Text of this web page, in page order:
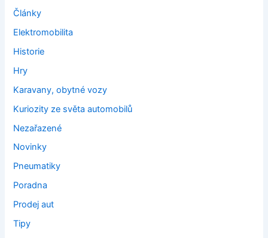
Články
Elektromobilita
Historie
Hry
Karavany, obytné vozy
Kuriozity ze světa automobilů
Nezařazené
Novinky
Pneumatiky
Poradna
Prodej aut
Tipy